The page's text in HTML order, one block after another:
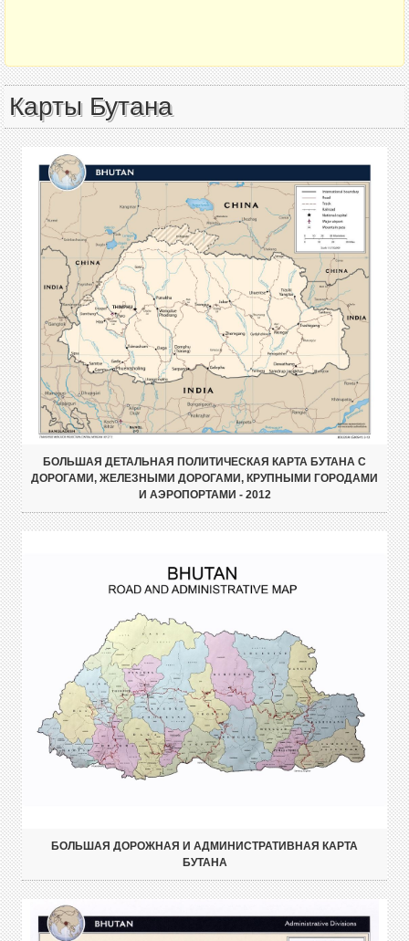
Карты Бутана
БОЛЬШАЯ ДЕТАЛЬНАЯ ПОЛИТИЧЕСКАЯ КАРТА БУТАНА С
ДОРОГАМИ, ЖЕЛЕЗНЫМИ ДОРОГАМИ, КРУПНЫМИ ГОРОДАМИ
И АЭРОПОРТАМИ - 2012
БОЛЬШАЯ ДОРОЖНАЯ И АДМИНИСТРАТИВНАЯ КАРТА
БУТАНА